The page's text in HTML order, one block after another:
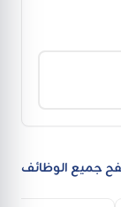
جميع الوظائف